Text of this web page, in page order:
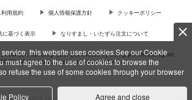
this website uses cookies.See our Cookie
must agree to the use of cookies to browse the
refuse the use of some cookies through your browser
Policy
Agree and close
用規約 個人情報保護方針 クッキーポリシー
に基づく表示 なりすまし・いたずら注文について
now you can ship your purchases by using purchases agent
Click {more…} for more information …more